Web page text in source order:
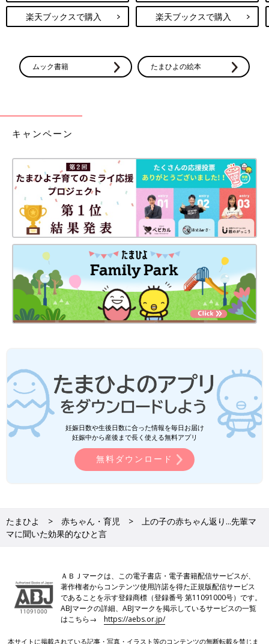
楽天ブックスで購入 楽天ブックスで購入
ムック書籍 たまひよの絵本
キャンペーン
妊娠日数や生後日数に合った情報を毎日お届け
妊娠中から産後まで長く使える無料アプリ
無料ダウンロード
たまひよ 赤ちゃん・育児
上の子の赤ちゃん返り...先輩マ
マに聞いた効果的なひと言
ＡＢＪマークは、この電子書店・電子書籍配信サービスが、
著作権者からコンテンツ使用許諾を得た正規版配信サービス
であることを示す登録商標（登録番号 第11091000号）です。
ABJマークの詳細、ABJマークを掲示しているサービスの一覧
はこちら→https://aebs.or.jp/
本サイトに掲載されている記事・写真・イラスト等のコンテンツの無断転載を禁じま